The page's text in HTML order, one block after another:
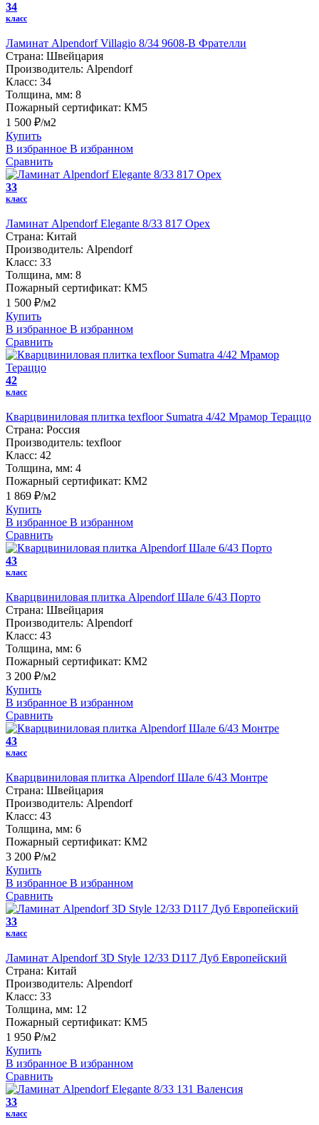
34
класс
Ламинат Alpendorf Villagio 8/34 9608-В Фрателли
Страна: Швейцария
Производитель: Alpendorf
Класс: 34
Толщина, мм: 8
Пожарный сертификат: КМ5
1 500 ₽/м2
Купить
В избранное В избранном
Сравнить
33
класс
Ламинат Alpendorf Elegante 8/33 817 Орех
Страна: Китай
Производитель: Alpendorf
Класс: 33
Толщина, мм: 8
Пожарный сертификат: КМ5
1 500 ₽/м2
Купить
В избранное В избранном
Сравнить
42
класс
Кварцвиниловая плитка texfloor Sumatra 4/42 Мрамор Тераццо
Страна: Россия
Производитель: texfloor
Класс: 42
Толщина, мм: 4
Пожарный сертификат: КМ2
1 869 ₽/м2
Купить
В избранное В избранном
Сравнить
43
класс
Кварцвиниловая плитка Alpendorf Шале 6/43 Порто
Страна: Швейцария
Производитель: Alpendorf
Класс: 43
Толщина, мм: 6
Пожарный сертификат: КМ2
3 200 ₽/м2
Купить
В избранное В избранном
Сравнить
43
класс
Кварцвиниловая плитка Alpendorf Шале 6/43 Монтре
Страна: Швейцария
Производитель: Alpendorf
Класс: 43
Толщина, мм: 6
Пожарный сертификат: КМ2
3 200 ₽/м2
Купить
В избранное В избранном
Сравнить
33
класс
Ламинат Alpendorf 3D Style 12/33 D117 Дуб Европейский
Страна: Китай
Производитель: Alpendorf
Класс: 33
Толщина, мм: 12
Пожарный сертификат: КМ5
1 950 ₽/м2
Купить
В избранное В избранном
Сравнить
33
класс